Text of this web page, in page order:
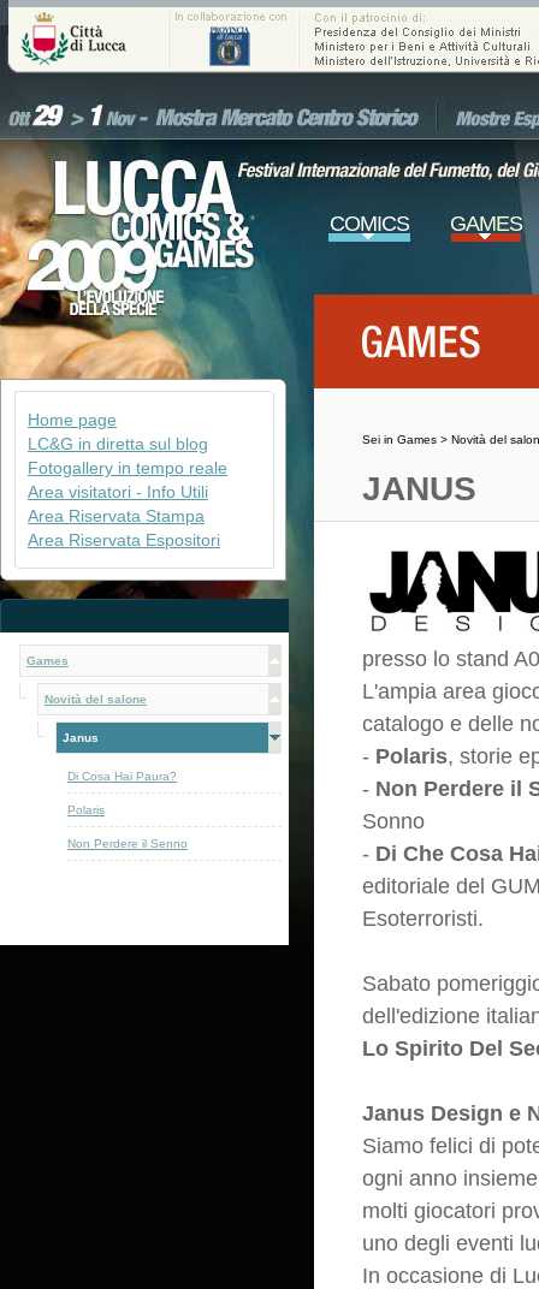
COMICS GAMES
Home page
LC&G in diretta sul blog
Fotogallery in tempo reale
Area visitatori - Info Utili
Area Riservata Stampa
Area Riservata Espositori
Games
Novità del salone
Janus
Di Cosa Hai Paura?
Polaris
Non Perdere il Senno
Sei in Games > Novità del
JANUS
presso lo stand
L'ampia area
catalogo e delle
- Polaris, storie
- Non Perdere il
Sonno
- Di Che Cosa
editoriale del
Esoterroristi.
Sabato
dell'edizione
Lo Spirito Del
Janus Design e
Siamo felici di
ogni anno
molti giocatori
uno degli eventi
In occasione di